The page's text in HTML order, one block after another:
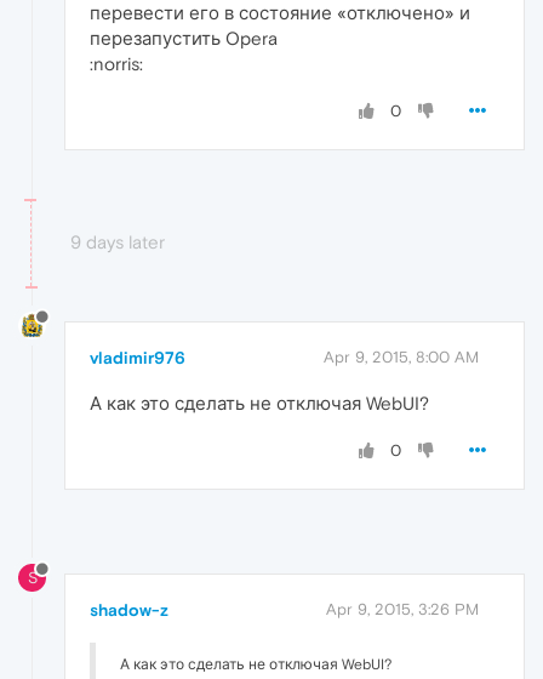
перевести его в состояние «отключено» и
перезапустить Opera
:norris:
0
9 days later
vladimir976 Apr 9, 2015, 8:00 AM
А как это сделать не отключая WebUI?
0
S
shadow-z Apr 9, 2015, 3:26 PM
А как это сделать не отключая WebUI?